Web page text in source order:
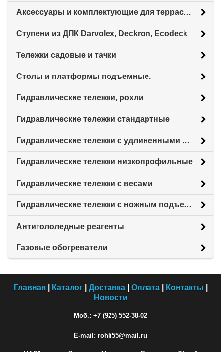
Аксессуары и комплектующие для террасной доски
Ступени из ДПК Darvolex, Deckron, Ecodeck
Тележки садовые и тачки
Столы и платформы подъемные.
Гидравлические тележки, рохли
Гидравлические тележки стандартные
Гидравлические тележки с удлиненными вилами
Гидравлические тележки низкопрофильные
Гидравлические тележки с весами
Гидравлические тележки с ножным подъемом
Антигололедные реагенты
Газовые обогреватели
Главная| Каталог| Доставка| Оплата| Контакты
Новости
Моб.: +7 (925) 552-38-02
E-mail: rohli55@mail.ru